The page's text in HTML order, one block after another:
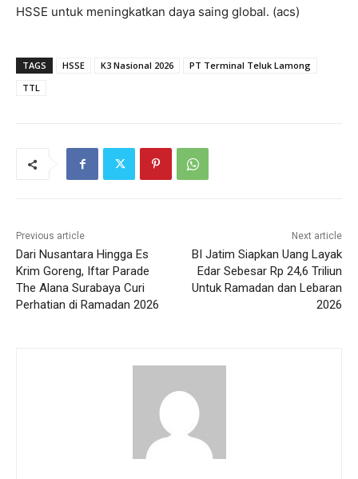
HSSE untuk meningkatkan daya saing global. (acs)
TAGS HSSE K3 Nasional 2026
PT Terminal Teluk Lamong
TTL
Previous article
Dari Nusantara Hingga Es
Krim Goreng, Iftar Parade
The Alana Surabaya Curi
Perhatian di Ramadan 2026
Next article
BI Jatim Siapkan Uang Layak
Edar Sebesar Rp 24,6 Triliun
Untuk Ramadan dan Lebaran
2026